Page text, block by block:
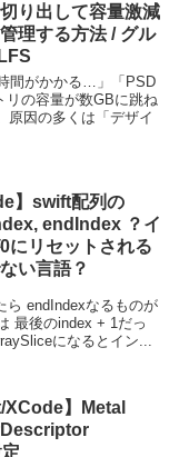
り出して容量激減
理する方法 / グル
間がかかる…」「PSD
リの容量が数GBに跳ね
原因の多くは「デザイ
】swift配列の
endIndex ？イ
にリセットされる
い言語？
ら endIndexなるものが
最後のindex + 1だっ
になるとイン...
XCode】Metal